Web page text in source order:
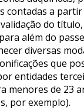
contadas a
do
além do
diversas
que
entidades
menores de 23
por exemplo).